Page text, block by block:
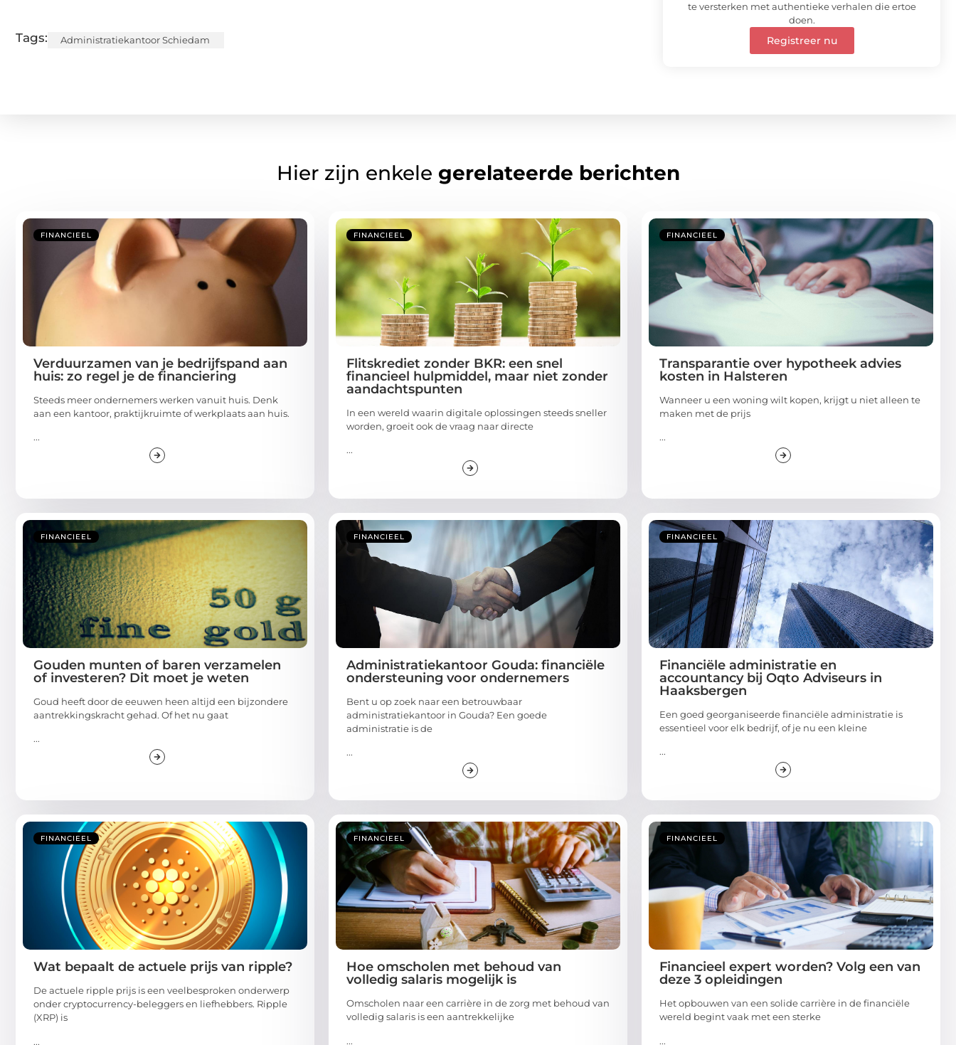
Tags: Administratiekantoor Schiedam
te versterken met authentieke verhalen die ertoe
doen.
Registreer nu
Hier zijn enkele gerelateerde berichten
FINANCIEEL
Verduurzamen van je bedrijfspand aan
huis: zo regel je de financiering
Steeds meer ondernemers werken vanuit huis. Denk
aan een kantoor, praktijkruimte of werkplaats aan huis.
...
FINANCIEEL
Flitskrediet zonder BKR: een snel
financieel hulpmiddel, maar niet zonder
aandachtspunten
In een wereld waarin digitale oplossingen steeds sneller
worden, groeit ook de vraag naar directe
...
FINANCIEEL
Transparantie over hypotheek advies
kosten in Halsteren
Wanneer u een woning wilt kopen, krijgt u niet alleen te
maken met de prijs
...
FINANCIEEL
Gouden munten of baren verzamelen
of investeren? Dit moet je weten
Goud heeft door de eeuwen heen altijd een bijzondere
aantrekkingskracht gehad. Of het nu gaat
...
FINANCIEEL
Administratiekantoor Gouda: financiële
ondersteuning voor ondernemers
Bent u op zoek naar een betrouwbaar
administratiekantoor in Gouda? Een goede
administratie is de
...
FINANCIEEL
Financiële administratie en
accountancy bij Oqto Adviseurs in
Haaksbergen
Een goed georganiseerde financiële administratie is
essentieel voor elk bedrijf, of je nu een kleine
...
FINANCIEEL
Wat bepaalt de actuele prijs van ripple?
De actuele ripple prijs is een veelbesproken onderwerp
onder cryptocurrency-beleggers en liefhebbers. Ripple
(XRP) is
...
FINANCIEEL
Hoe omscholen met behoud van
volledig salaris mogelijk is
Omscholen naar een carrière in de zorg met behoud van
volledig salaris is een aantrekkelijke
...
FINANCIEEL
Financieel expert worden? Volg een van
deze 3 opleidingen
Het opbouwen van een solide carrière in de financiële
wereld begint vaak met een sterke
...